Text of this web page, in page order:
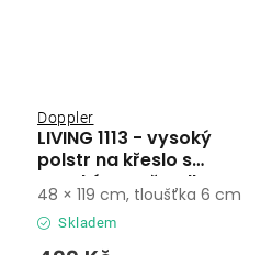
LIVING 1113 - vysoký
polstr na křeslo s
vysokým opěradlem
Doppler
Skladem
48 × 119 cm, tloušťka 6 cm